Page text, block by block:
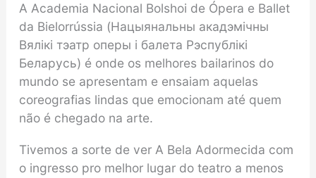
A Academia Nacional Bolshoi de Ópera e Ballet
da Bielorrússia (Нацыянальны акадэмічны
Вялікі тэатр оперы і балета Рэспублікі
Беларусь) é onde os melhores bailarinos do
mundo se apresentam e ensaiam aquelas
coreografias lindas que emocionam até quem
não é chegado na arte.
Tivemos a sorte de ver A Bela Adormecida com
o ingresso pro melhor lugar do teatro a menos